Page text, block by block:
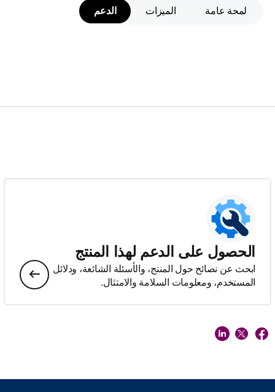
لمحة عامة الميزات الدعم
الحصول على الدعم لهذا المنتج
ابحث عن نصائح حول المنتج، والأسئلة الشائعة، ودلائل
المستخدم، ومعلومات السلامة والامتثال.